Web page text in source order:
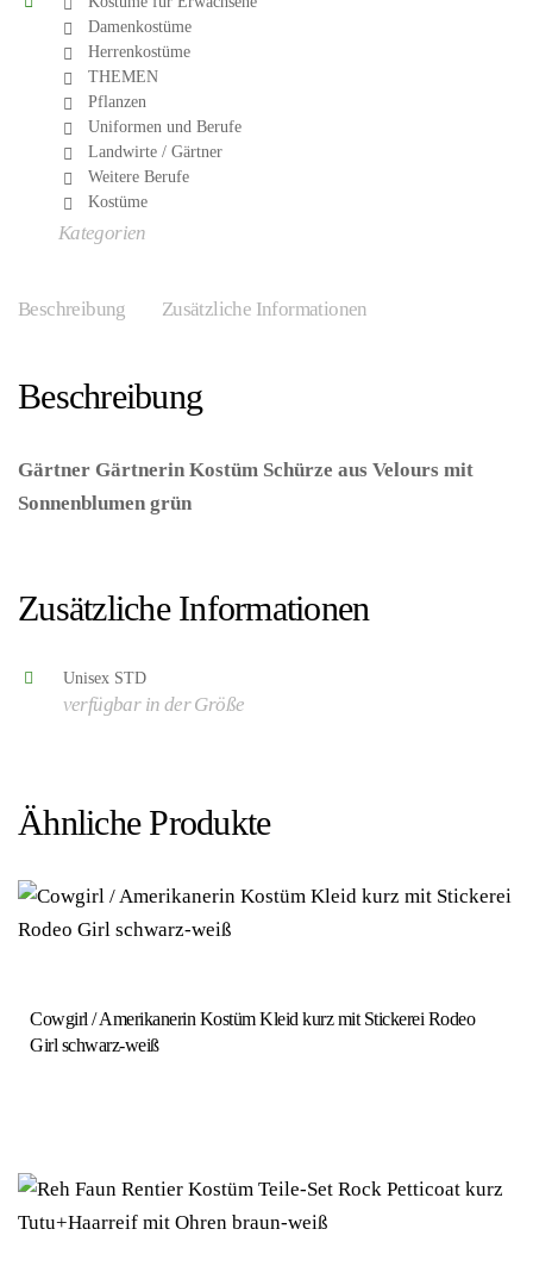
Damenkostüme
Herrenkostüme
THEMEN
Pflanzen
Uniformen und Berufe
Landwirte / Gärtner
Weitere Berufe
Kostüme
Kategorien
Beschreibung Zusätzliche Informationen
Beschreibung
Gärtner Gärtnerin Kostüm Schürze aus Velours mit
Sonnenblumen grün
Zusätzliche Informationen
Unisex STD
verfügbar in der Größe
Ähnliche Produkte
Cowgirl / Amerikanerin Kostüm Kleid kurz mit Stickerei Rodeo
Girl schwarz-weiß